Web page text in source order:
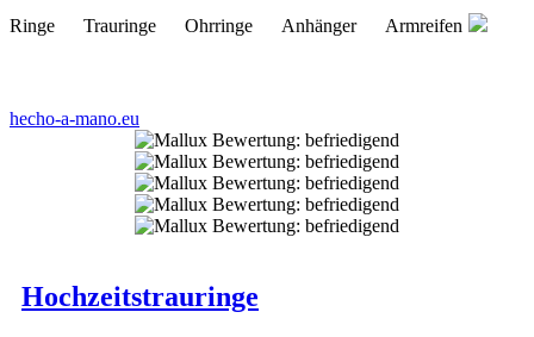
Ringe Trauringe Ohrringe Anhänger Armreifen
hecho-a-mano.eu
Hochzeitstrauringe